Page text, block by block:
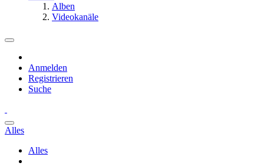
Alben
Videokanäle
Anmelden
Registrieren
Suche
Alles
Alles